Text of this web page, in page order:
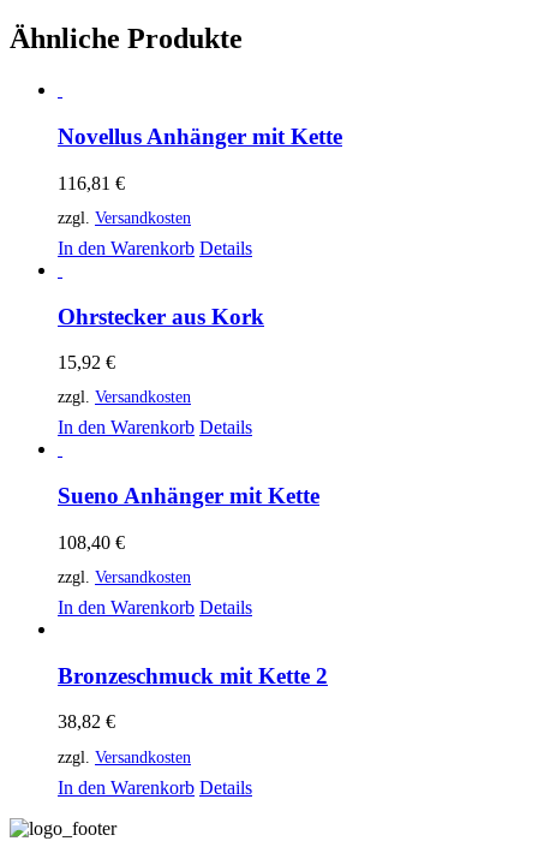
Ähnliche Produkte
Novellus Anhänger mit Kette
116,81 €
zzgl. Versandkosten
In den Warenkorb Details
Ohrstecker aus Kork
15,92 €
zzgl. Versandkosten
In den Warenkorb Details
Sueno Anhänger mit Kette
108,40 €
zzgl. Versandkosten
In den Warenkorb Details
Bronzeschmuck mit Kette 2
38,82 €
zzgl. Versandkosten
In den Warenkorb Details